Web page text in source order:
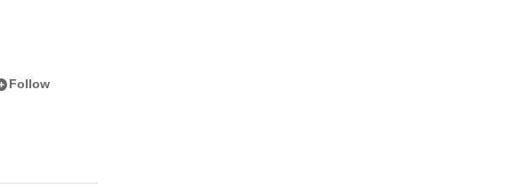
Follow